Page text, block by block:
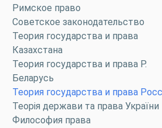
Римское право
Советское законодательство
Теория государства и права
Казахстана
Теория государства и права Р.
Беларусь
Теория государства и права
Теорія держави та права України
Философия права